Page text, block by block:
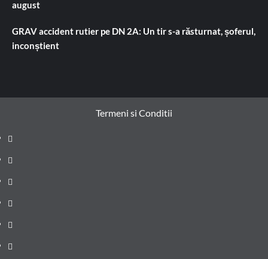
august
GRAV accident rutier pe DN 2A: Un tir s-a răsturnat, șoferul,
inconștient
Termeni si Conditii
Prima
pagină
Știri
de
ultima
Administrație
locală
Actualitate
Justiție
Cultura